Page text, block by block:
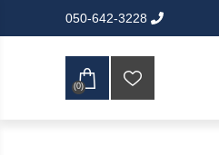
050-642-3228
(0)